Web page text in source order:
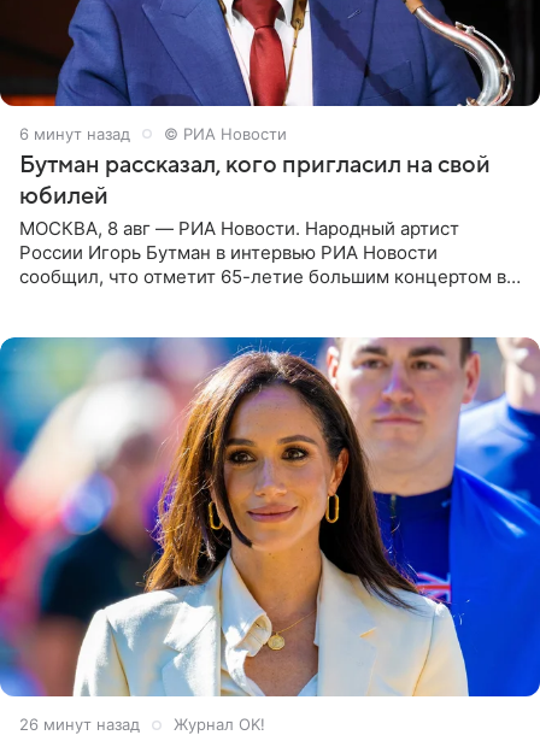
6 минут назад © РИА Новости
Бутман рассказал, кого пригласил на свой
юбилей
МОСКВА, 8 авг — РИА Новости. Народный артист
России Игорь Бутман в интервью РИА Новости
сообщил, что отметит 65-летие большим концертом в
26 минут назад Журнал OK!